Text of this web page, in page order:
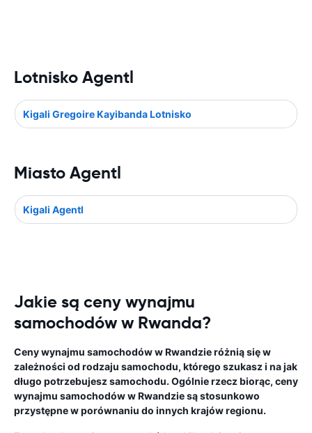
Lotnisko Agentl
Kigali Gregoire Kayibanda Lotnisko
Miasto Agentl
Kigali Agentl
Jakie są ceny wynajmu
samochodów w Rwanda?
Ceny wynajmu samochodów w Rwandzie różnią się w
zależności od rodzaju samochodu, którego szukasz i na jak
długo potrzebujesz samochodu. Ogólnie rzecz biorąc, ceny
wynajmu samochodów w Rwandzie są stosunkowo
przystępne w porównaniu do innych krajów regionu.